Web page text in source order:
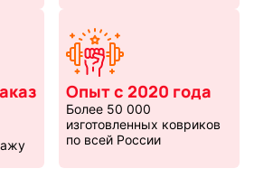
Опыт с 2020 года
Более 50 000
изготовленных ковриков
по всей России